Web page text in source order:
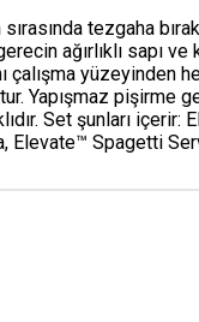
tezgaha
ağırlıklı sapı
çalışma yüzeyinden
Yapışmaz pişirme
Set şunları içerir:
Spagetti